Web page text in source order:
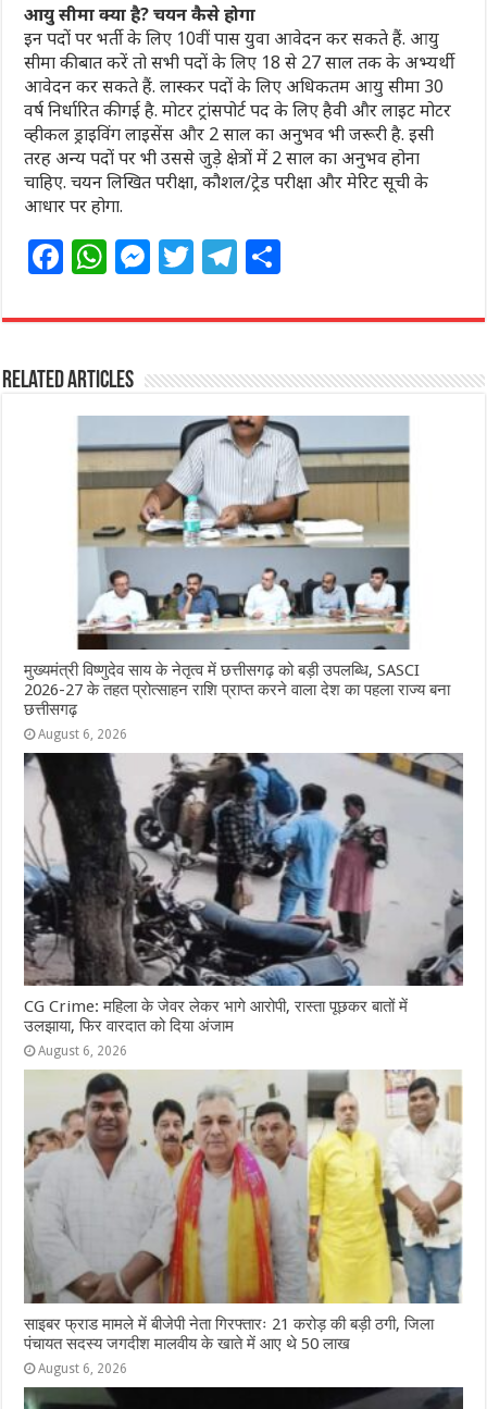
आयु सीमा क्या है? चयन कैसे होगा
इन पदों पर भर्ती के लिए 10वीं पास युवा आवेदन कर सकते हैं. आयु
सीमा की बात करें तो सभी पदों के लिए 18 से 27 साल तक के अभ्यर्थी
आवेदन कर सकते हैं. लास्कर पदों के लिए अधिकतम आयु सीमा 30
वर्ष निर्धारित की गई है. मोटर ट्रांसपोर्ट पद के लिए हैवी और लाइट मोटर
व्हीकल ड्राइविंग लाइसेंस और 2 साल का अनुभव भी जरूरी है. इसी
तरह अन्य पदों पर भी उससे जुड़े क्षेत्रों में 2 साल का अनुभव होना
चाहिए. चयन लिखित परीक्षा, कौशल/ट्रेड परीक्षा और मेरिट सूची के
आधार पर होगा.
F
c
e
b
o
o
k
W
at
s
A
p
p
M
ss
n
g
e
r
T
itt
r
T
e
ra
m
ar
Related Articles
मुख्यमंत्री विष्णुदेव साय के नेतृत्व में छत्तीसगढ़ को बड़ी उपलब्धि, SASCI
2026-27 के तहत प्रोत्साहन राशि प्राप्त करने वाला देश का पहला राज्य बना
छत्तीसगढ़
August 6, 2026
CG Crime: महिला के जेवर लेकर भागे आरोपी, रास्ता पूछकर बातों में
उलझाया, फिर वारदात को दिया अंजाम
August 6, 2026
साइबर फ्राड मामले में बीजेपी नेता गिरफ्तारः 21 करोड़ की बड़ी ठगी, जिला
पंचायत सदस्य जगदीश मालवीय के खाते में आए थे 50 लाख
August 6, 2026